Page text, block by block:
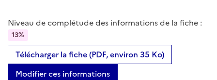
Niveau de complétude des informations de la fiche :
13%
Télécharger la fiche (PDF, environ 35 Ko)
Modifier ces informations